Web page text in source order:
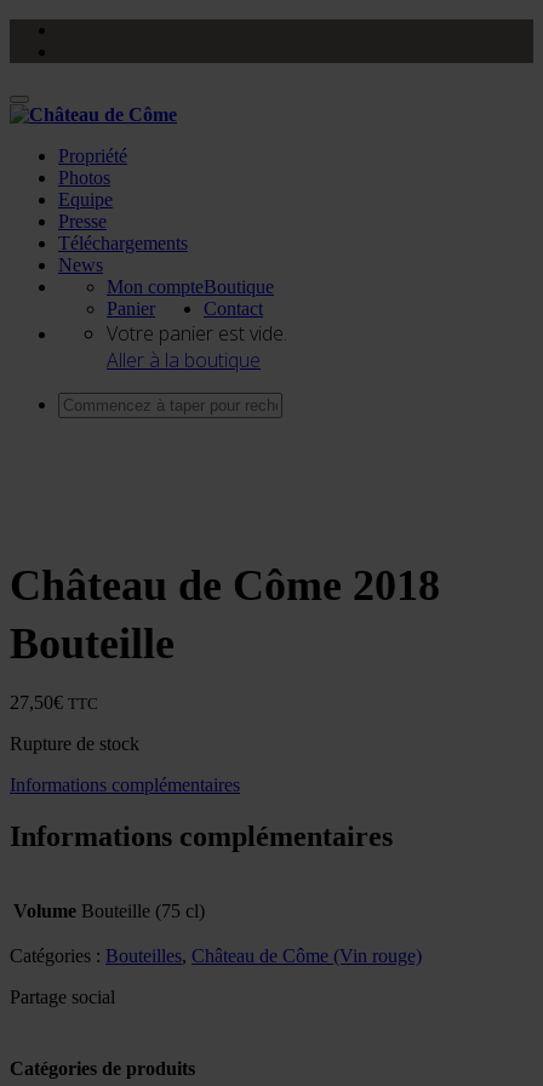
Activer/désactiver
navigation
Propriété
Photos
Equipe
Presse
Téléchargements
News
Boutique
Mon compte
Panier
Contact
Votre panier est vide.
Aller à la boutique
Château de Côme 2018
Bouteille
27,50€ TTC
Rupture de stock
Informations complémentaires
Informations complémentaires
Volume Bouteille (75 cl)
Catégories : Bouteilles, Château de Côme (Vin rouge)
Partage social
Catégories de produits